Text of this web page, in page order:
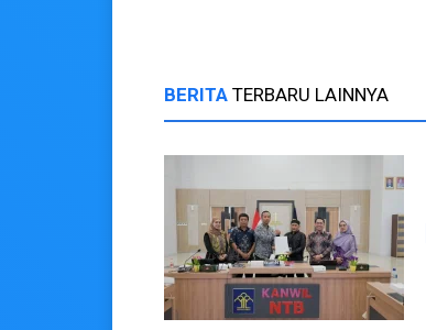
BERITA TERBARU LAINNYA